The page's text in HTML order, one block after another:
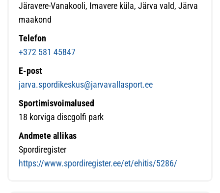
Järavere-Vanakooli, Imavere küla, Järva vald, Järva
maakond
Telefon
+372 581 45847
E-post
jarva.spordikeskus@jarvavallasport.ee
Sportimisvoimalused
18 korviga discgolfi park
Andmete allikas
Spordiregister
https://www.spordiregister.ee/et/ehitis/5286/